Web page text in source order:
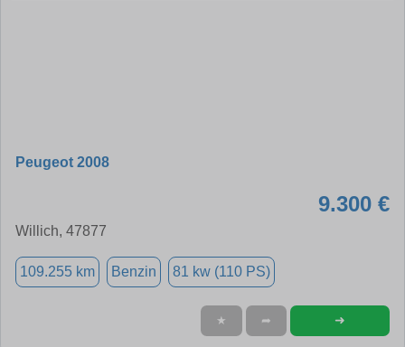
Peugeot 2008
9.300 €
Willich, 47877
109.255 km Benzin 81 kw (110 PS)
★ ➦ ➜